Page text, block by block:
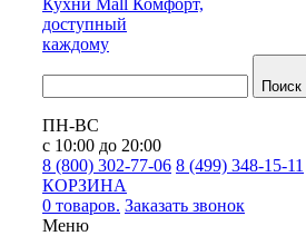
Кухни Mall Комфорт,
доступный
каждому
Поиск
ПН-ВС
с 10:00 до 20:00
8 (800) 302-77-06 8 (499) 348-15-11
КОРЗИНА
0 товаров. Заказать звонок
Меню